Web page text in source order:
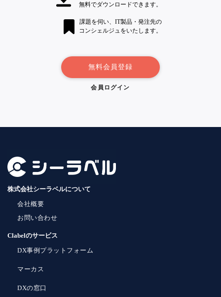
無料でダウンロードできます。
課題を伺い、IT製品・発注先の
コンシェルジュをいたします。
無料会員登録
会員ログイン
株式会社シーラベルについて
会社概要
お問い合わせ
Clabelのサービス
DX事例プラットフォーム
マーカス
DXの窓口